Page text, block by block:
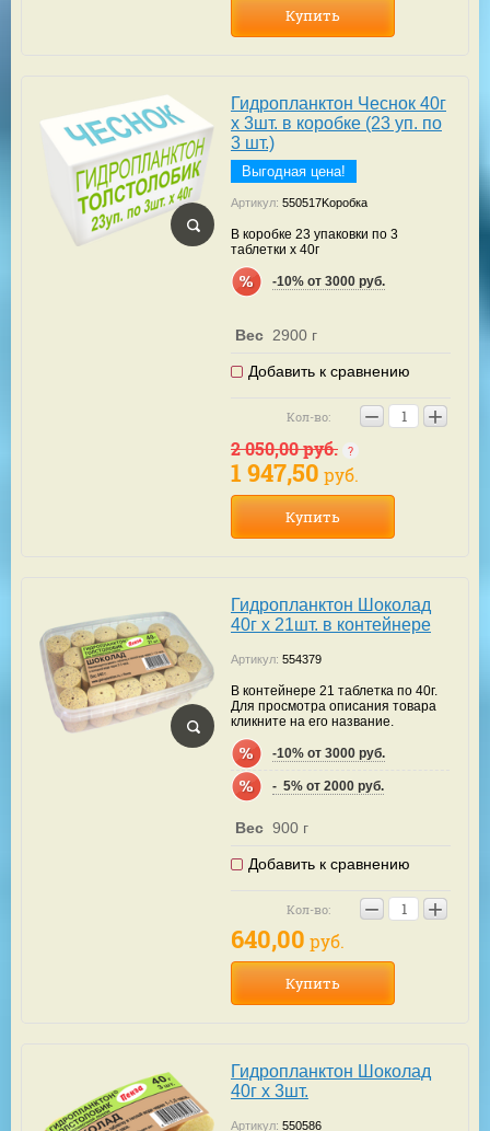
Купить
Гидропланктон Чеснок 40г
х 3шт. в коробке (23 уп. по
3 шт.)
Выгодная цена!
Артикул: 550517Kоробка
В коробке 23 упаковки по 3
таблетки х 40г
-10% от 3000 руб.
Вес 2900 г
Добавить к сравнению
Кол-во: − +
2 050,00руб.
1 947,50 руб.
Купить
Гидропланктон Шоколад
40г х 21шт. в контейнере
Артикул: 554379
В контейнере 21 таблетка по 40г.
Для просмотра описания товара
кликните на его название.
-10% от 3000 руб.
-  5% от 2000 руб.
Вес 900 г
Добавить к сравнению
Кол-во: − +
640,00 руб.
Купить
Гидропланктон Шоколад
40г х 3шт.
Артикул: 550586